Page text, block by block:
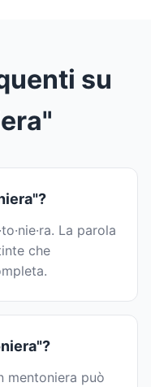
su
La parola
che
mentoniera può